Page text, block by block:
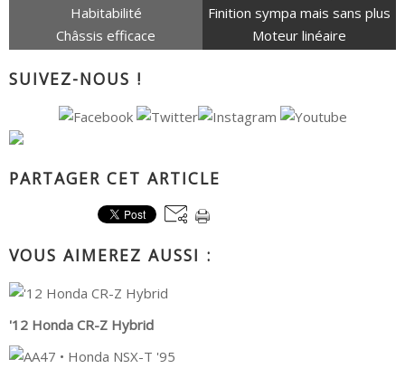
Habitabilité
Châssis efficace
Finition sympa mais sans plus
Moteur linéaire
SUIVEZ-NOUS !
PARTAGER CET ARTICLE
VOUS AIMEREZ AUSSI :
'12 Honda CR-Z Hybrid